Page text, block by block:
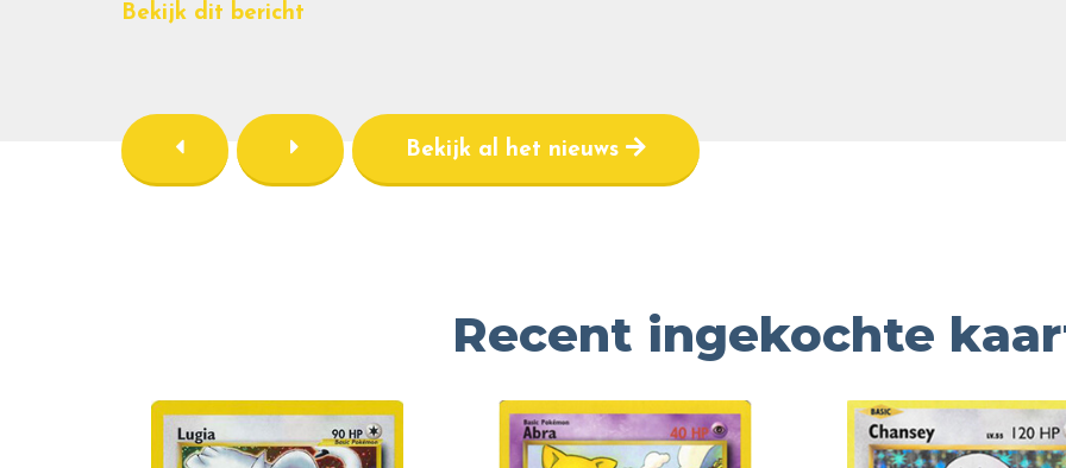
Bekijk dit bericht
Bekijk al het nieuws
Recent ingekochte